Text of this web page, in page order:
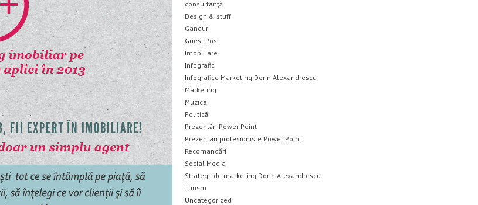
consultanţă
Design & stuff
Ganduri
Guest Post
Imobiliare
Infografic
Infografice Marketing Dorin Alexandrescu
Marketing
Muzica
Politică
Prezentări Power Point
Prezentari profesioniste Power Point
Recomandări
Social Media
Strategii de marketing Dorin Alexandrescu
Turism
Uncategorized